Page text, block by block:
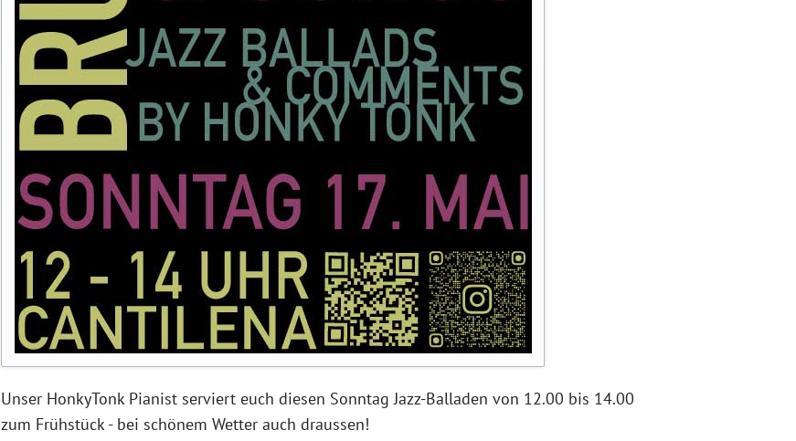
Unser HonkyTonk Pianist serviert euch diesen Sonntag Jazz-Balladen von 12.00 bis 14.00
zum Frühstück - bei schönem Wetter auch draussen!